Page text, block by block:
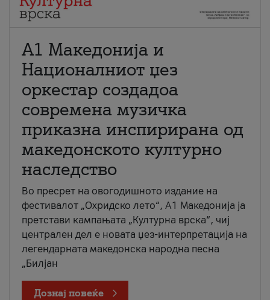
А1 Македонија и
Националниот џез
оркестар создадоа
современа музичка
приказна инспирирана од
македонското културно
наследство
Во пресрет на овогодишното издание на
фестивалот „Охридско лето“, А1 Македонија ја
претстави кампањата „Културна врска“, чиј
централен дел е новата џез-интерпретација на
легендарната македонска народна песна
„Билјан
Дознај повеќе